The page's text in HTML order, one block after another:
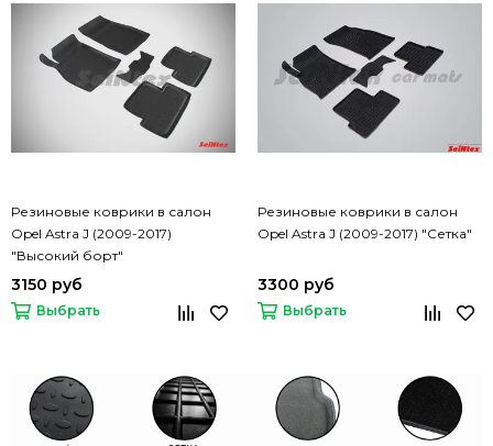
Резиновые коврики в салон
Opel Astra J (2009-2017)
"Высокий борт"
3150 руб
Выбрать
Резиновые коврики в салон
Opel Astra J (2009-2017) "Сетка"
3300 руб
Выбрать